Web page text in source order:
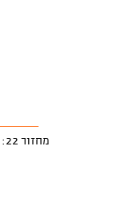
מחזור 22: מכבי רמת גן נגד הפועל חולון